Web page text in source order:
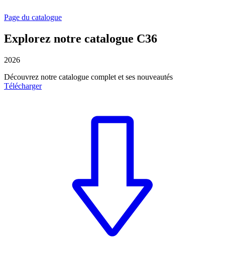
Page du catalogue
Explorez notre catalogue C36
2026
Découvrez notre catalogue complet et ses nouveautés
Télécharger